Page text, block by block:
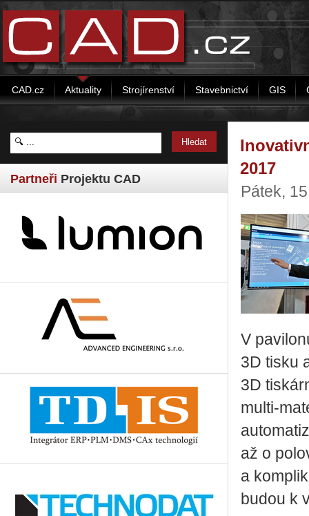
CAD.cz Aktuality Strojírenství Stavebnictví GIS
Partneři Projektu CAD
2017
Pátek,
V
3D tisku
3D
multi-
až o
a
budou k